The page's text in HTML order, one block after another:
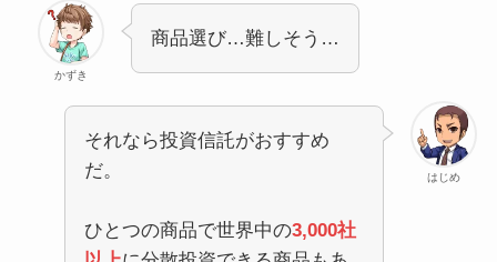
かずき
商品選び…難しそう…
はじめ
それなら投資信託がおすすめ
だ。
ひとつの商品で世界中の3,000社